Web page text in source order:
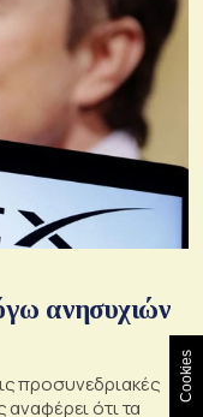
ανησυχιών
προσυνεδριακές
ότι τα
Cookies